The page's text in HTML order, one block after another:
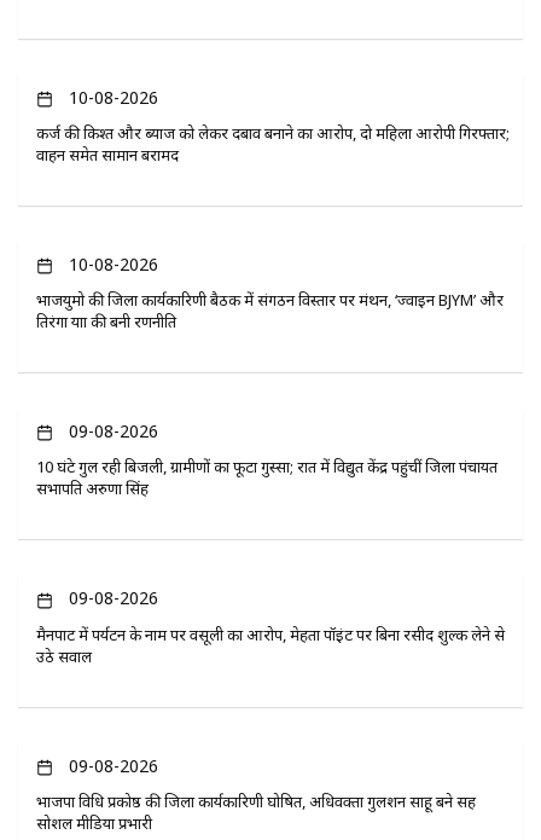
10-08-2026
कर्ज की किश्त और ब्याज को लेकर दबाव बनाने का आरोप, दो महिला आरोपी गिरफ्तार;
वाहन समेत सामान बरामद
10-08-2026
भाजयुमो की जिला कार्यकारिणी बैठक में संगठन विस्तार पर मंथन, ‘ज्वाइन BJYM’ और
तिरंगा यात्रा की बनी रणनीति
09-08-2026
10 घंटे गुल रही बिजली, ग्रामीणों का फूटा गुस्सा; रात में विद्युत केंद्र पहुंचीं जिला पंचायत
सभापति अरुणा सिंह
09-08-2026
मैनपाट में पर्यटन के नाम पर वसूली का आरोप, मेहता पॉइंट पर बिना रसीद शुल्क लेने से
उठे सवाल
09-08-2026
भाजपा विधि प्रकोष्ठ की जिला कार्यकारिणी घोषित, अधिवक्ता गुलशन साहू बने सह
सोशल मीडिया प्रभारी